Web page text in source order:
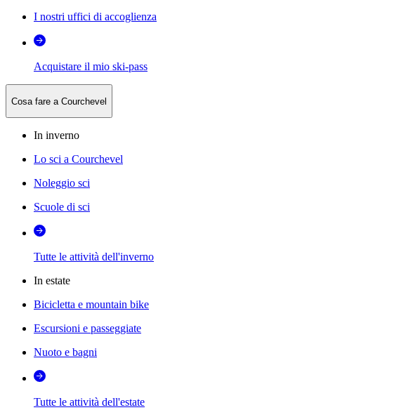
I nostri uffici di accoglienza
Acquistare il mio ski-pass
Cosa fare a Courchevel
In inverno
Lo sci a Courchevel
Noleggio sci
Scuole di sci
Tutte le attività dell'inverno
In estate
Bicicletta e mountain bike
Escursioni e passeggiate
Nuoto e bagni
Tutte le attività dell'estate